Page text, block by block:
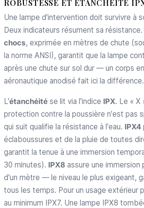
ROBUSTESSE ET ÉTANCHÉITÉ
Une lampe d'intervention doit survivre à
Deux indicateurs résument sa résistance.
chocs, exprimée en mètres de chute
la norme ANSI), garantit que la lampe
après une chute sur sol dur — un corps
aéronautique anodisé fait ici la différence.
L'étanchéité se lit via l'indice IPX. Le « X
protection contre la poussière n'est pas
qui suit qualifie la résistance à l'eau. IPX4
éclaboussures et de la pluie de toutes
garantit la tenue à une immersion
30 minutes). IPX8 assure une immersion
d'un mètre — le niveau le plus exigeant,
tous les temps. Pour un usage extérieur
au minimum IPX7. Une lampe IPX8